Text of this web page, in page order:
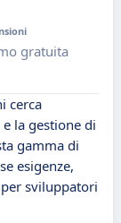
gratuita
cerca
la gestione di
gamma di
esigenze,
sviluppatori